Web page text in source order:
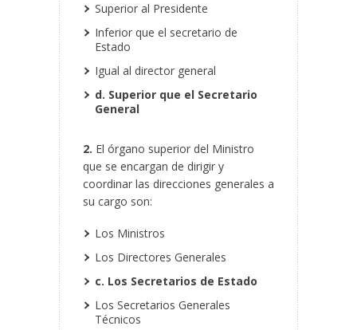
Superior al Presidente
Inferior que el secretario de
Estado
Igual al director general
d. Superior que el Secretario
General
2. El órgano superior del Ministro
que se encargan de dirigir y
coordinar las direcciones generales a
su cargo son:
Los Ministros
Los Directores Generales
c. Los Secretarios de Estado
Los Secretarios Generales
Técnicos